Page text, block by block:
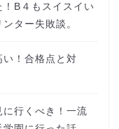
B４もスイスイい
ター失敗談。
！合格点と対
行くべき！一流